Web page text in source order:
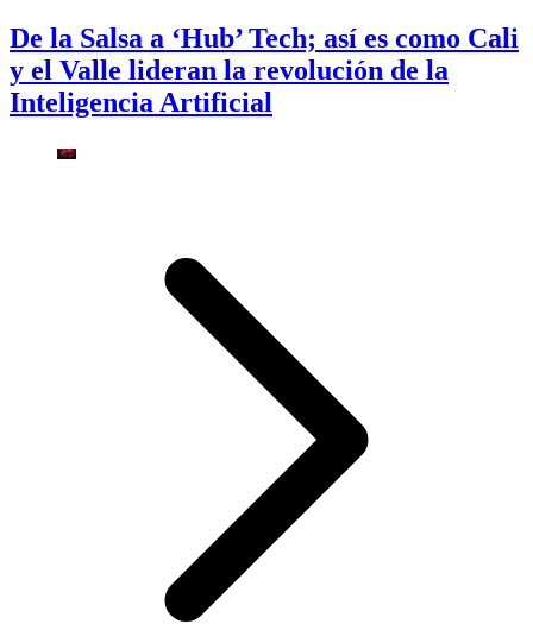
De la Salsa a ‘Hub’ Tech; así es como Cali
y el Valle lideran la revolución de la
Inteligencia Artificial